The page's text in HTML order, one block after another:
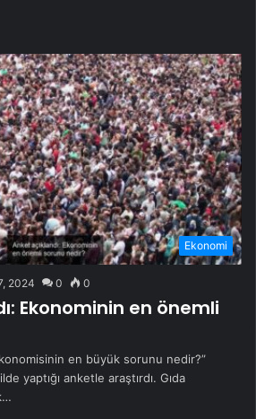
Ekonomi
2024 0 0
Ekonominin en önemli
en büyük sorunu nedir?”
yaptığı anketle araştırdı. Gıda